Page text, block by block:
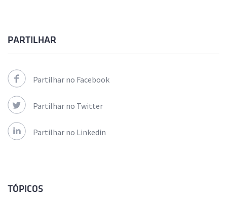
PARTILHAR
Partilhar no Facebook
Partilhar no Twitter
Partilhar no Linkedin
TÓPICOS